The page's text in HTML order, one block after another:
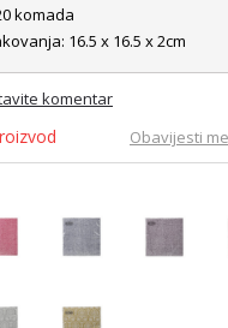
komada
16.5 x 16.5 x 2cm
komentar
Obavijesti